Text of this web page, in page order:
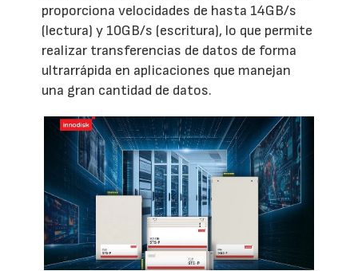
proporciona velocidades de hasta 14GB/s
(lectura) y 10GB/s (escritura), lo que permite
realizar transferencias de datos de forma
ultrarrápida en aplicaciones que manejan
una gran cantidad de datos.